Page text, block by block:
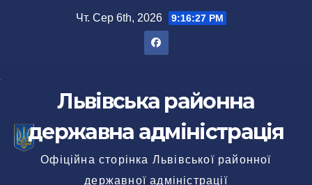
Чт. Сер 6th, 2026 9:16:27 PM
Львівська районна
державна адміністрація
Офіційна сторінка Львівської районної
державної адміністрації